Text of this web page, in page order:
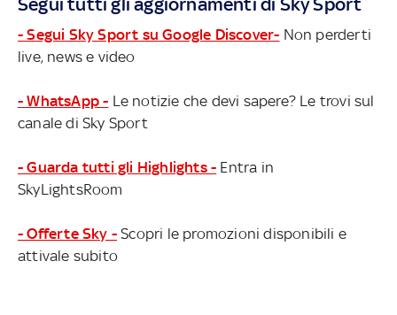
- Segui Sky Sport su Google Discover- Non perderti
live, news e video
- WhatsApp - Le notizie che devi sapere? Le trovi sul
canale di Sky Sport
- Guarda tutti gli Highlights - Entra in
SkyLightsRoom
- Offerte Sky - Scopri le promozioni disponibili e
attivale subito